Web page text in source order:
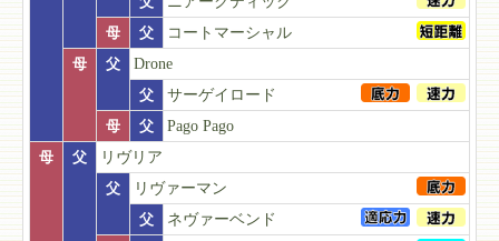
母
父
コートマーシャル
母
父
Drone
父
サーゲイロード
母
父
Pago Pago
母
父
リヴリア
父
リヴァーマン
父
ネヴァーベンド